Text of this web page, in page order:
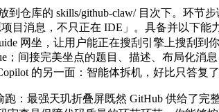
到仓库的 skills/github-claw/ 目次下。环节
目消息，不只正在 IDE」。具备并以下
网坐，让用户能正在搜刮引擎上搜刮到
间接完美坐点的题目、描述、布局化消
的另一面：智能体拆机，好比只答复
：最强天玑折叠屏既然 GitHub 供给了完